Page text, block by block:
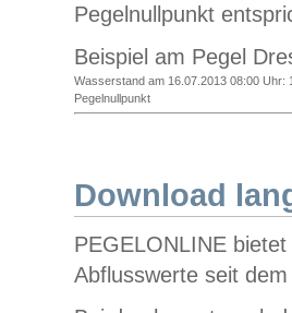
Pegelnullpunkt
Beispiel am Pegel
Wasserstand am 16.07.2013 08:00 Uhr:
Pegelnullpunkt
Download
PEGELONLINE
Abflusswerte seit